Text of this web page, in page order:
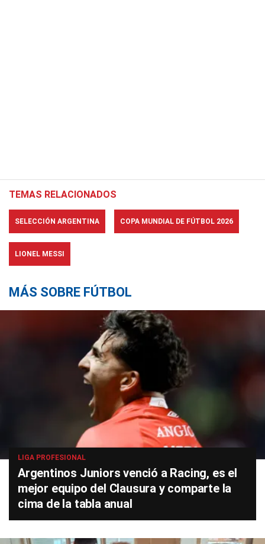
TEMAS RELACIONADOS
SELECCIÓN ARGENTINA COPA MUNDIAL DE FÚTBOL 2026
LIONEL MESSI
MÁS SOBRE FÚTBOL
LIGA PROFESIONAL
Argentinos Juniors venció a Racing, es el
mejor equipo del Clausura y comparte la
cima de la tabla anual